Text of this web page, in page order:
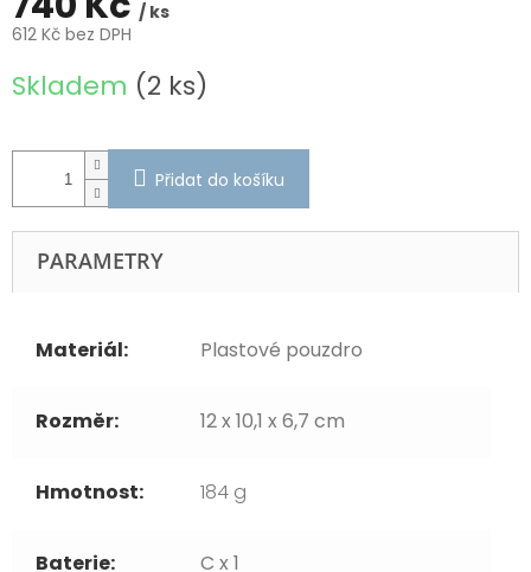
/ ks
612 Kč bez DPH
cena:
Skladem (2 ks)
Přidat do košíku
PARAMETRY
Materiál: Plastové pouzdro
Rozměr: 12 x 10,1 x 6,7 cm
Hmotnost: 184 g
Baterie: C x 1